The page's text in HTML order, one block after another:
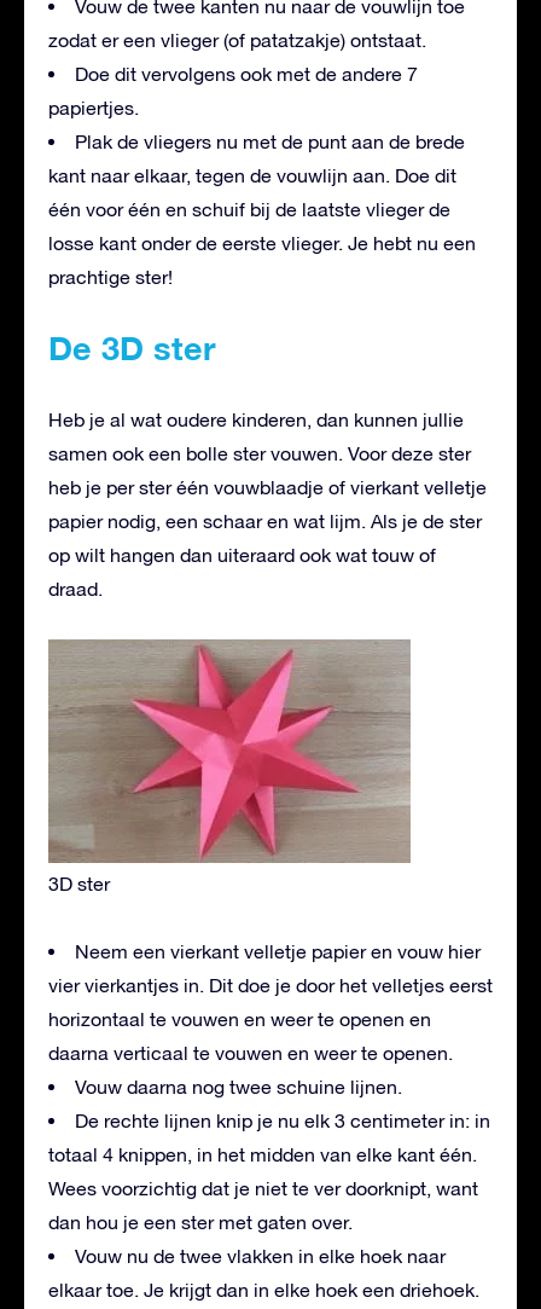
Vouw de twee kanten nu naar de vouwlijn toe
zodat er een vlieger (of patatzakje) ontstaat.
Doe dit vervolgens ook met de andere 7
papiertjes.
Plak de vliegers nu met de punt aan de brede
kant naar elkaar, tegen de vouwlijn aan. Doe dit
één voor één en schuif bij de laatste vlieger de
losse kant onder de eerste vlieger. Je hebt nu een
prachtige ster!
De 3D ster
Heb je al wat oudere kinderen, dan kunnen jullie
samen ook een bolle ster vouwen. Voor deze ster
heb je per ster één vouwblaadje of vierkant velletje
papier nodig, een schaar en wat lijm. Als je de ster
op wilt hangen dan uiteraard ook wat touw of
draad.
3D ster
Neem een vierkant velletje papier en vouw hier
vier vierkantjes in. Dit doe je door het velletjes eerst
horizontaal te vouwen en weer te openen en
daarna verticaal te vouwen en weer te openen.
Vouw daarna nog twee schuine lijnen.
De rechte lijnen knip je nu elk 3 centimeter in: in
totaal 4 knippen, in het midden van elke kant één.
Wees voorzichtig dat je niet te ver doorknipt, want
dan hou je een ster met gaten over.
Vouw nu de twee vlakken in elke hoek naar
elkaar toe. Je krijgt dan in elke hoek een driehoek.